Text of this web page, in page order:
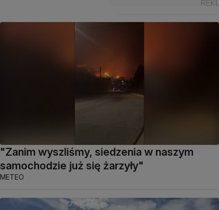
"Zanim wyszliśmy, siedzenia w naszym
samochodzie już się żarzyły"
METEO